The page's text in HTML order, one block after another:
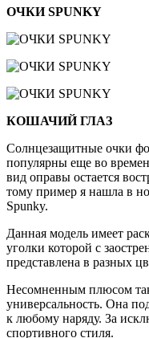
ОЧКИ SPUNKY
КОШАЧИЙ ГЛАЗ
Солнцезащитные очки
популярны еще во
вид оправы остается
тому пример я нашла в
Spunky.
Данная модель имеет
уголки которой с
представлена в разных
Несомненным плюсом
универсальность. Она
к любому наряду. За
спортивного стиля.